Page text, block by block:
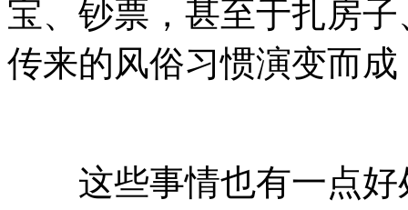
宝、钞票，甚至于扎房
传来的风俗习惯演变而
这些事情也有一点好